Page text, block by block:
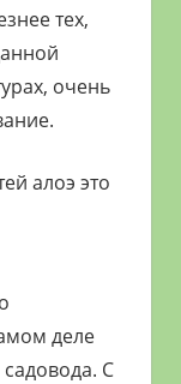
тех,
очень
алоэ это
деле
С